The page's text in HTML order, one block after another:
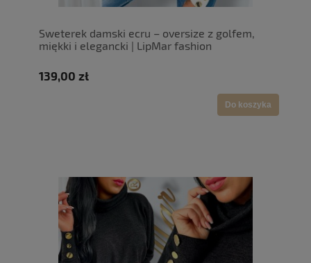
Sweterek damski ecru – oversize z golfem,
miękki i elegancki | LipMar fashion
139,00 zł
Do koszyka